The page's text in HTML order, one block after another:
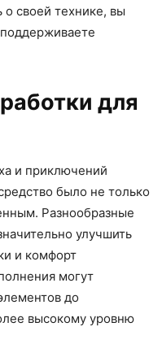
о своей технике, вы
для
и приключений
было не только
Разнообразные
улучшить
и комфорт
могут
до
высокому уровню